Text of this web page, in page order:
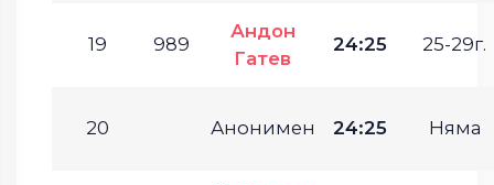
19 989
Андон
Гатев
24:25 25-29г.
20 Анонимен 24:25 Няма